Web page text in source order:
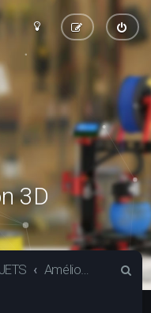
3D
Améliorations Witbox 2